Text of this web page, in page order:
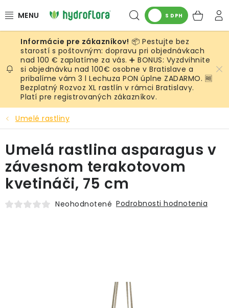
na
Hľadať
S DPH
RASTLINY
UMELÉ RASTLINY
KVETINÁČE
SUBSTRÁTY A PRÍSLUŠENSTVO
SERVIS INTERIÉROVEJ ZELENE
MACHY
ŽIVÉ STENY
📦 Pestujte bez
starostí s poštovným: dopravu pri objednávkach
nad 100 € zaplatíme za vás. ➕ BONUS: Vyzdvihnite
si objednávku nad 100€ osobne v Bratislave a
pribalíme vám 3 l Lechuza PON úplne ZADARMO. 🆓
Bezplatný Rozvoz XL rastlín v rámci Bratislavy.
Platí pre registrovaných zákazníkov.
Umelé rastliny
Umelá rastlina asparagus v
závesnom terakotovom
kvetináči, 75 cm
Neohodnotené Podrobnosti hodnotenia